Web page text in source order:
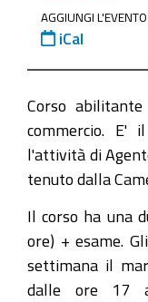
Rappresentanti
08-
AGGIUNGI
iCal
Corso
commercio. E'
l'attività di
tenuto dalla
Il corso ha una
ore) + esame.
settimana il
dalle ore 17